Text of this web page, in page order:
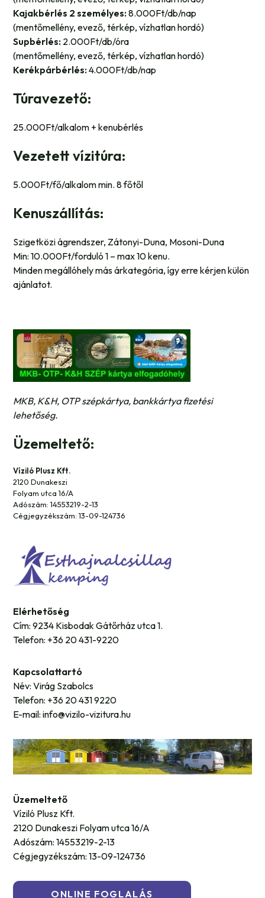
Kajakbérlés 2 személyes:8.000Ft/db/nap
(mentőmellény, evező, térkép, vízhatlan hordó)
Supbérlés: 2.000Ft/db/óra
(mentőmellény, evező, térkép, vízhatlan hordó)
Kerékpárbérlés:4.000Ft/db/nap
Túravezető:
25.000Ft/alkalom + kenubérlés
Vezetett vízitúra:
5.000Ft/fő/alkalom min. 8 főtől
Kenuszállítás:
Szigetközi ágrendszer, Zátonyi-Duna, Mosoni-Duna
Min: 10.000Ft/forduló 1 – max 10 kenu.
Minden megállóhely más árkategória, így erre kérjen külön
ajánlatot.
MKB, K&H, OTP szépkártya, bankkártya fizetési
lehetőség.
Üzemeltető:
Víziló Plusz Kft.
2120 Dunakeszi
Folyam utca 16/A
Adószám: 14553219-2-13
Cégjegyzékszám: 13-09-124736
Elérhetőség
Cím: 9234 Kisbodak Gátőrház utca 1.
Telefon: +36 20 431-9220
Kapcsolattartó
Név: Virág Szabolcs
Telefon: +36 20 431 9220
E-mail: info@vizilo-vizitura.hu
Üzemeltető
Víziló Plusz Kft.
2120 Dunakeszi Folyam utca 16/A
Adószám: 14553219-2-13
Cégjegyzékszám: 13-09-124736
ONLINE FOGLALÁS